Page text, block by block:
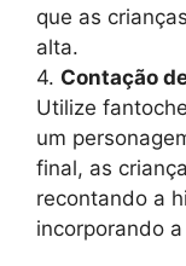
que as
alta.
4. Contação
Utilize
um
final, as
recontando a
incorporando